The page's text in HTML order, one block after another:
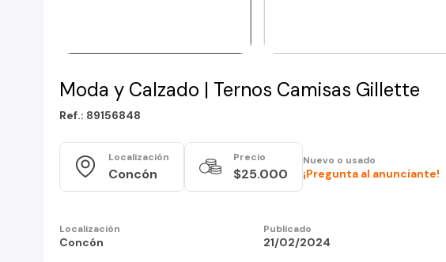
Moda y Calzado | Ternos Camisas Gillette
Ref.: 89156848
Localización
Concón
Precio
$25.000
Nuevo o usado
¡Pregunta al anunciante!
Localización
Concón
Publicado
21/02/2024